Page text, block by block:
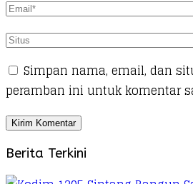
Simpan nama, email, dan
peramban ini untuk komentar
Berita Terkini